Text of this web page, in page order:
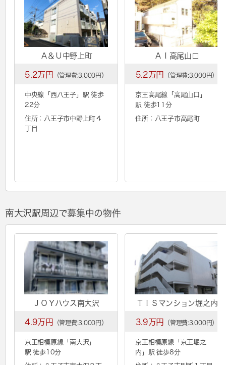
Ａ＆Ｕ中野上町
5.2万円 （管理費:3,000円）
中央線「 西八王子」駅 徒歩
22分
住所：八王子市中野上町４
丁目
ＡＩ高尾山口
5.2万円 （管理費:3,000円）
京王高尾線「 高尾山口 」
駅 徒歩11分
住所：八王子市高尾町
南大沢駅周辺で募集中の物件
ＪＯＹハウス南大沢
4.9万円 （管理費:3,000円）
京王相模原線「南大沢 」
駅 徒歩10分
ＴＩＳマンション堀之内
3.9万円 （管理費:3,000円）
京王相模原線「 京王堀之
内 」駅 徒歩8分